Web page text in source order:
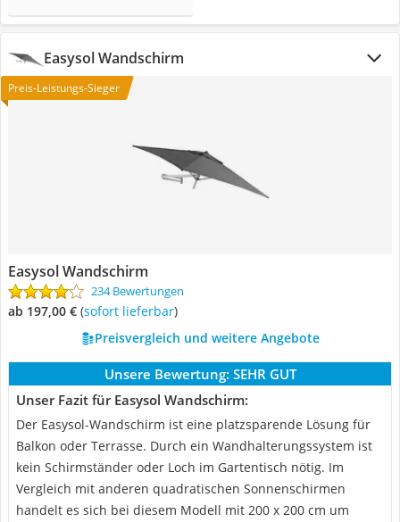
Easysol Wandschirm
Preis-Leistungs-Sieger
Easysol Wandschirm
234 Bewertungen
ab 197,00 € ( Sofort lieferbar)
Preisvergleich und weitere Angebote
Unsere Bewertung: SEHR GUT
Unser Fazit für Easysol Wandschirm:
Der Easysol-Wandschirm ist eine platzsparende Lösung für
Balkon oder Terrasse. Durch ein Wandhalterungssystem ist
kein Schirmständer oder Loch im Gartentisch nötig. Im
Vergleich mit anderen quadratischen Sonnenschirmen
handelt es sich bei diesem Modell mit 200 x 200 cm um